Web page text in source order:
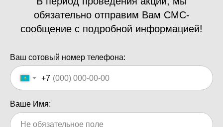
обязательно отправим Вам СМС-
сообщение с подробной информацией!
Ваш сотовый номер телефона:
+7
Ваше Имя: